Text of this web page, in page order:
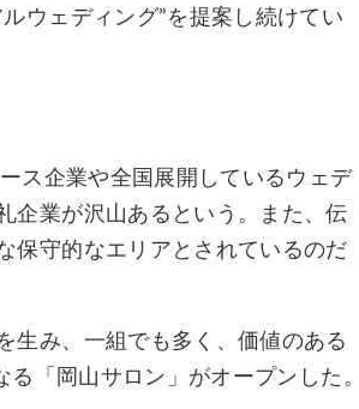
ウェディング”を提案し続けてい
ス企業や全国展開しているウェデ
企業が沢山あるという。また、伝
保守的なエリアとされているのだ
生み、一組でも多く、価値のある
「岡山サロン」がオープンした。